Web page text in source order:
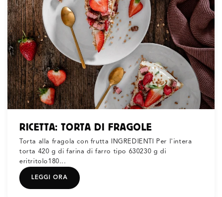
RICETTA: TORTA DI FRAGOLE
Torta alla fragola con frutta INGREDIENTI Per l'intera
torta 420 g di farina di farro tipo 630230 g di
eritritolo180...
LEGGI ORA